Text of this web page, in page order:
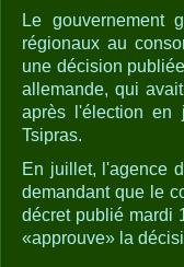
Le gouvernement
régionaux au
une décision
allemande, qui
après l'élection en
Tsipras.
En juillet, l'agence
demandant que le
décret publié mardi
«approuve» la